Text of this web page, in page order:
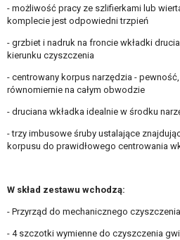
- możliwość pracy ze szlifierkami lub
komplecie jest odpowiedni trzpień
- grzbiet i nadruk na froncie wkładki
kierunku czyszczenia
- centrowany korpus narzędzia -
równomiernie na całym obwodzie
- druciana wkładka idealnie w środku
- trzy imbusowe śruby ustalające
korpusu do prawidłowego centrowania
W skład zestawu wchodzą:
- Przyrząd do mechanicznego
- 4 szczotki wymienne do czyszczenia